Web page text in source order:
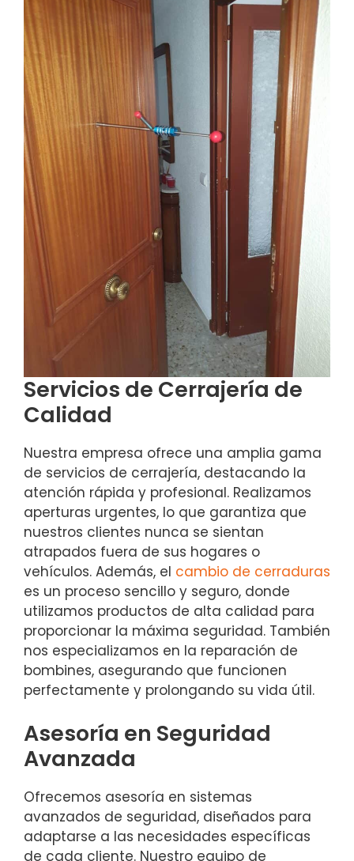
Servicios de Cerrajería de
Calidad
Nuestra empresa ofrece una amplia gama
de servicios de cerrajería, destacando la
atención rápida y profesional. Realizamos
aperturas urgentes, lo que garantiza que
nuestros clientes nunca se sientan
atrapados fuera de sus hogares o
vehículos. Además, el cambio de cerraduras
es un proceso sencillo y seguro, donde
utilizamos productos de alta calidad para
proporcionar la máxima seguridad. También
nos especializamos en la reparación de
bombines, asegurando que funcionen
perfectamente y prolongando su vida útil.
Asesoría en Seguridad
Avanzada
Ofrecemos asesoría en sistemas
avanzados de seguridad, diseñados para
adaptarse a las necesidades específicas
de cada cliente. Nuestro equipo de